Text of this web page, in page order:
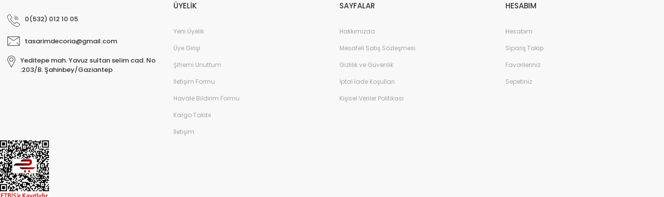
0(532) 012 10 05
tasarimdecoria@gmail.com
Yeditepe mah. Yavuz sultan selim cad. No
:203/B. Şahinbey/Gaziantep
ÜYELİK
Yeni Üyelik
Üye Girişi
Şifremi Unuttum
İletişim Formu
Havale Bildirim Formu
Kargo Takibi
İletişim
SAYFALAR
Hakkımızda
Mesafeli Satış Sözleşmesi
Gizlilik ve Güvenlik
İptal İade Koşullari
Kişisel Veriler Politikası
HESABIM
Hesabım
Sipariş Takip
Favorileriniz
Sepetiniz